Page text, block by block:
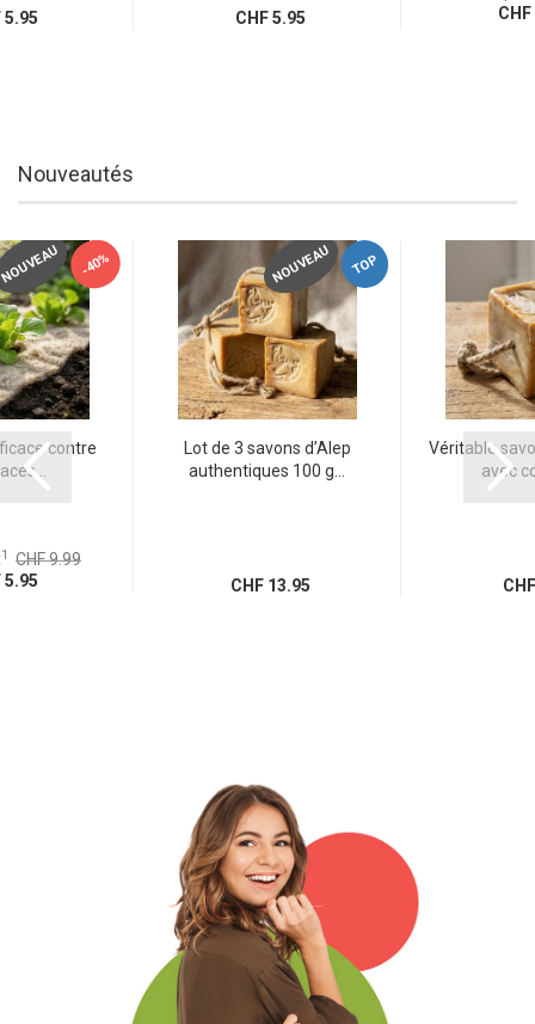
CHF 5.95
Nouveautés
NOUVEAU -40%
contre
1
CHF 9.99
NOUVEAU TOP
Lot de 3 savons d’Alep
authentiques 100 g...
CHF 13.95
Véritable
avec